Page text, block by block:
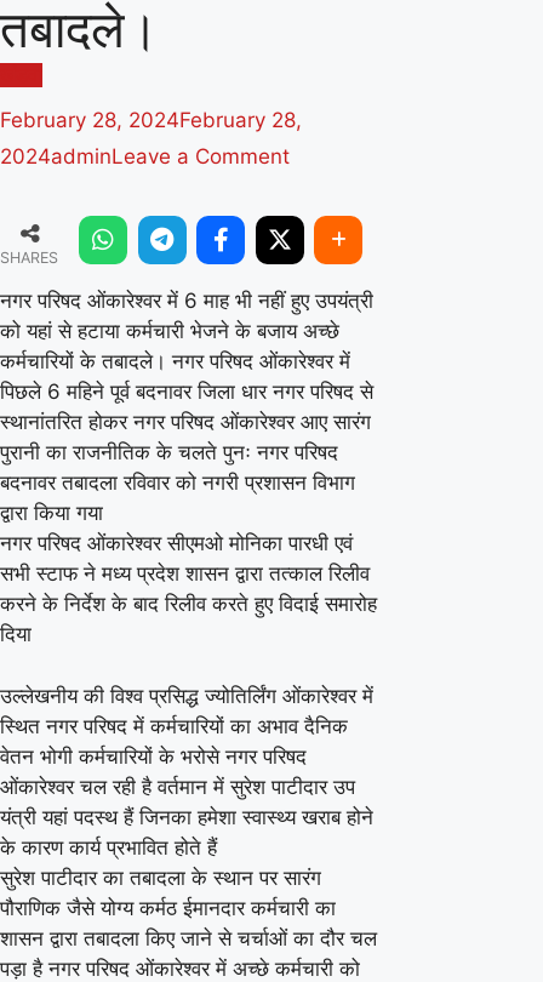
तबादले।
February 28, 2024February 28,
2024adminLeave a Commenton
परिषद
ओंकारेश्वर
में
6
माह
नहीं
हुए
को
यहां
कर्मचारी
भेजने
के
बजाय
कर्मचारियों
के
तबादले।
SHARES
नगर परिषद ओंकारेश्वर में 6 माह भी नहीं हुए उपयंत्री
को यहां से हटाया कर्मचारी भेजने के बजाय अच्छे
कर्मचारियों के तबादले। नगर परिषद ओंकारेश्वर में
पिछले 6 महिने पूर्व बदनावर जिला धार नगर परिषद से
स्थानांतरित होकर नगर परिषद ओंकारेश्वर आए सारंग
पुरानी का राजनीतिक के चलते पुनः नगर परिषद
बदनावर तबादला रविवार को नगरी प्रशासन विभाग
द्वारा किया गया
नगर परिषद ओंकारेश्वर सीएमओ मोनिका पारधी एवं
सभी स्टाफ ने मध्य प्रदेश शासन द्वारा तत्काल रिलीव
करने के निर्देश के बाद रिलीव करते हुए विदाई समारोह
दिया
उल्लेखनीय की विश्व प्रसिद्ध ज्योतिर्लिंग ओंकारेश्वर में
स्थित नगर परिषद में कर्मचारियों का अभाव दैनिक
वेतन भोगी कर्मचारियों के भरोसे नगर परिषद
ओंकारेश्वर चल रही है वर्तमान में सुरेश पाटीदार उप
यंत्री यहां पदस्थ हैं जिनका हमेशा स्वास्थ्य खराब होने
के कारण कार्य प्रभावित होते हैं
सुरेश पाटीदार का तबादला के स्थान पर सारंग
पौराणिक जैसे योग्य कर्मठ ईमानदार कर्मचारी का
शासन द्वारा तबादला किए जाने से चर्चाओं का दौर चल
पड़ा है नगर परिषद ओंकारेश्वर में अच्छे कर्मचारी को